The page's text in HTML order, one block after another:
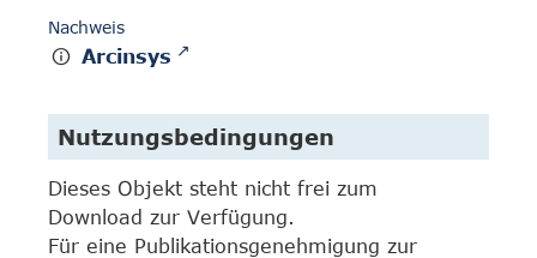
Nachweis
Arcinsys
Nutzungsbedingungen
Dieses Objekt steht nicht frei zum
Download zur Verfügung.
Für eine Publikationsgenehmigung zur